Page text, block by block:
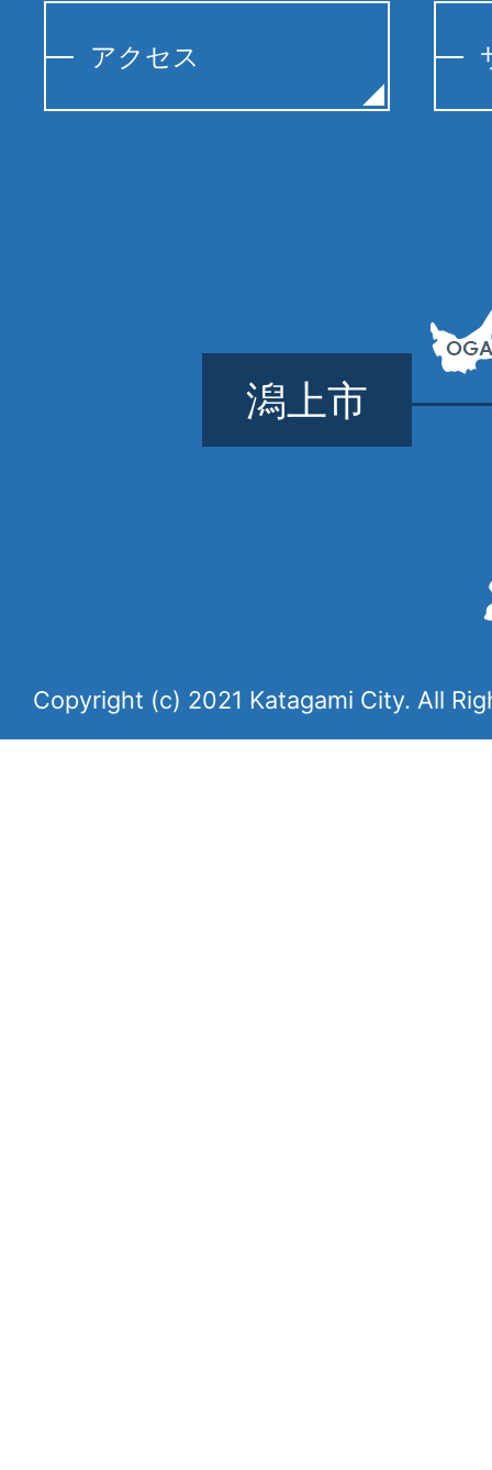
アクセス
潟上市
Copyright (c) 2021 Katagami City. All